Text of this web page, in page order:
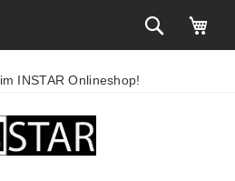
INSTAR Onlineshop!